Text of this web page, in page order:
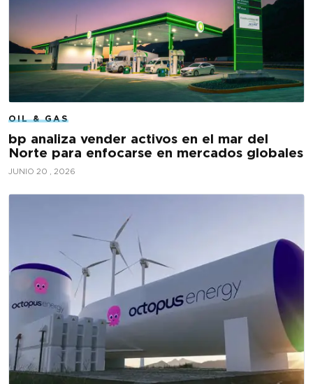
OIL & GAS
bp analiza vender activos en el mar del
Norte para enfocarse en mercados globales
JUNIO 20 , 2026